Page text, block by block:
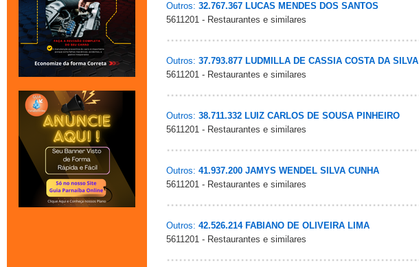
Outros: 32.767.367 LUCAS MENDES DOS SANTOS
5611201 - Restaurantes e similares
Outros: 37.793.877 LUDMILLA DE CASSIA COSTA DA SILVA
5611201 - Restaurantes e similares
Outros: 38.711.332 LUIZ CARLOS DE SOUSA PINHEIRO
5611201 - Restaurantes e similares
Outros: 41.937.200 JAMYS WENDEL SILVA CUNHA
5611201 - Restaurantes e similares
Outros: 42.526.214 FABIANO DE OLIVEIRA LIMA
5611201 - Restaurantes e similares